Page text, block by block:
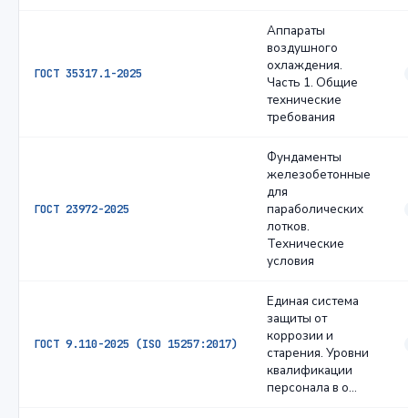
ГОСТ 35317.1-2025
Аппараты
воздушного
охлаждения.
Часть 1. Общие
технические
требования
ГОСТ 23972-2025
Фундаменты
железобетонные
для
параболических
лотков.
Технические
условия
ГОСТ 9.110-2025 (ISO 15257:2017)
Единая система
защиты от
коррозии и
старения. Уровни
квалификации
персонала в о…